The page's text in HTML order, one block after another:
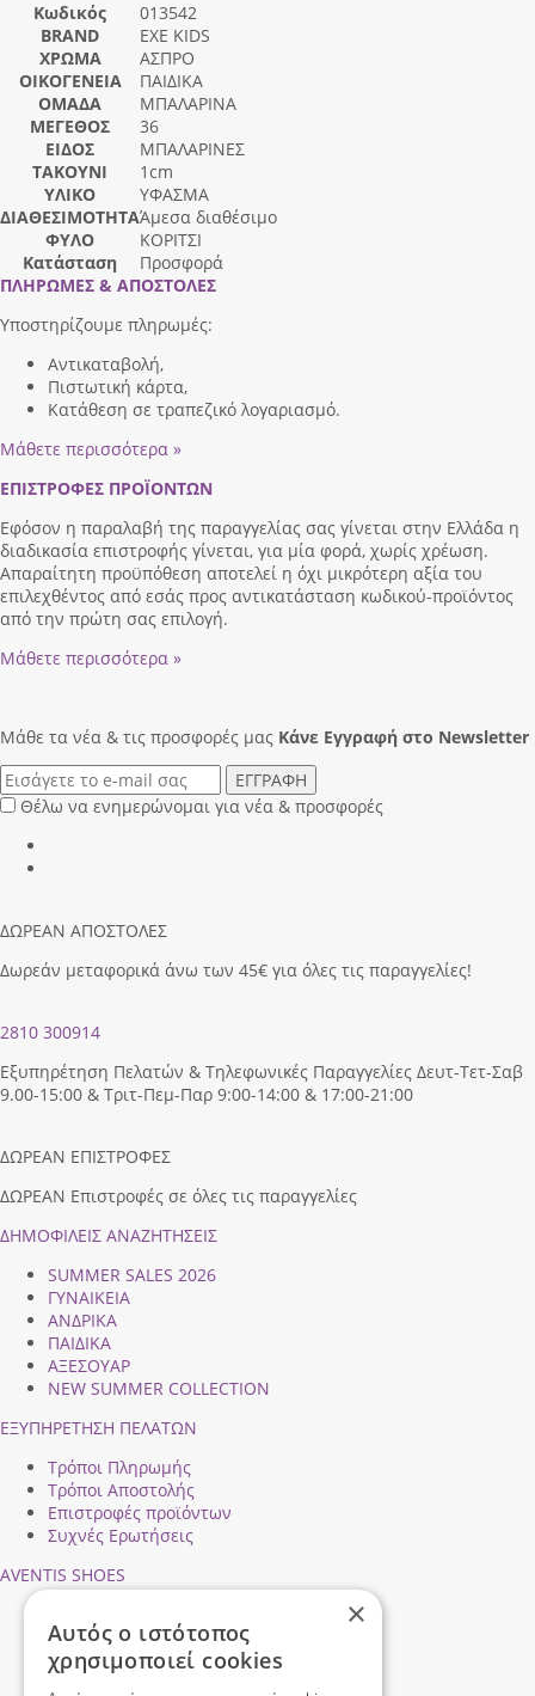
Κωδικός
013542
BRAND
EXE KIDS
ΧΡΩΜΑ
ΑΣΠΡΟ
ΟΙΚΟΓΕΝΕΙΑ
ΠΑΙΔΙΚΑ
ΟΜΑΔΑ
ΜΠΑΛΑΡΙΝΑ
ΜΕΓΕΘΟΣ
36
ΕΙΔΟΣ
ΜΠΑΛΑΡΙΝΕΣ
ΤΑΚΟΥΝΙ
1cm
ΥΛΙΚΟ
ΥΦΑΣΜΑ
ΔΙΑΘΕΣΙΜΟΤΗΤΑΆμεσα διαθέσιμο
ΦΥΛΟ
ΚΟΡΙΤΣΙ
Κατάσταση
Προσφορά
ΠΛΗΡΩΜΕΣ & ΑΠΟΣΤΟΛΕΣ
Υποστηρίζουμε πληρωμές:
Αντικαταβολή,
Πιστωτική κάρτα,
Κατάθεση σε τραπεζικό λογαριασμό.
Μάθετε περισσότερα »
ΕΠΙΣΤΡΟΦΕΣ ΠΡΟΪΟΝΤΩΝ
Εφόσον η παραλαβή της παραγγελίας σας γίνεται στην Ελλάδα η
διαδικασία επιστροφής γίνεται, για μία φορά, χωρίς χρέωση.
Απαραίτητη προϋπόθεση αποτελεί η όχι μικρότερη αξία του
επιλεχθέντος από εσάς προς αντικατάσταση κωδικού-προϊόντος
από την πρώτη σας επιλογή.
Μάθετε περισσότερα »
Μάθε τα νέα & τις προσφορές μας Κάνε Eγγραφή στο Newsletter
ΕΓΓΡΑΦΗ
Θέλω να ενημερώνομαι για νέα & προσφορές
ΔΩΡΕΑΝ ΑΠΟΣΤΟΛΕΣ
Δωρεάν μεταφορικά άνω των 45€ για όλες τις παραγγελίες!
2810 300914
Εξυπηρέτηση Πελατών & Τηλεφωνικές Παραγγελίες Δευτ-Τετ-Σαβ
9.00-15:00 & Τριτ-Πεμ-Παρ 9:00-14:00 & 17:00-21:00
ΔΩΡΕΑΝ ΕΠΙΣΤΡΟΦΕΣ
ΔΩΡΕΑΝ Επιστροφές σε όλες τις παραγγελίες
ΔΗΜΟΦΙΛEIΣ ΑΝΑΖΗΤΗΣΕΙΣ
SUMMER SALES 2026
ΓΥΝΑΙΚΕΙΑ
ΑΝΔΡΙΚΑ
ΠΑΙΔΙΚΑ
ΑΞΕΣΟΥΑΡ
NEW SUMMER COLLECTION
ΕΞΥΠΗΡΕΤΗΣΗ ΠΕΛΑΤΩΝ
Τρόποι Πληρωμής
Τρόποι Αποστολής
Επιστροφές προϊόντων
Συχνές Ερωτήσεις
AVENTIS SHOES
Ασφάλεια Συναλλαγών
Προσωπικά Δεδομένα
×
Αυτός ο ιστότοπος
χρησιμοποιεί cookies